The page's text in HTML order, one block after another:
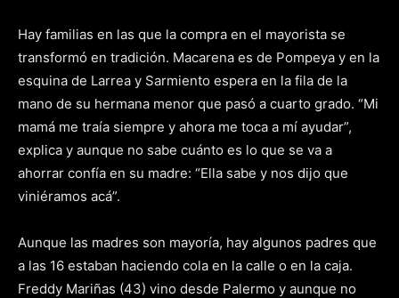
Hay familias en las que la compra en el mayorista se
transformó en tradición. Macarena es de Pompeya y en la
esquina de Larrea y Sarmiento espera en la fila de la
mano de su hermana menor que pasó a cuarto grado. “Mi
mamá me traía siempre y ahora me toca a mí ayudar”,
explica y aunque no sabe cuánto es lo que se va a
ahorrar confía en su madre: “Ella sabe y nos dijo que
viniéramos acá”.
Aunque las madres son mayoría, hay algunos padres que
a las 16 estaban haciendo cola en la calle o en la caja.
Freddy Mariñas (43) vino desde Palermo y aunque no